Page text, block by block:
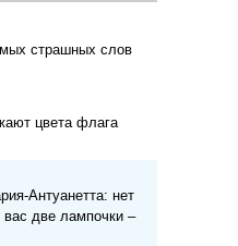
страшных слов
цвета флага
Антуанетта: нет
вас две лампочки –